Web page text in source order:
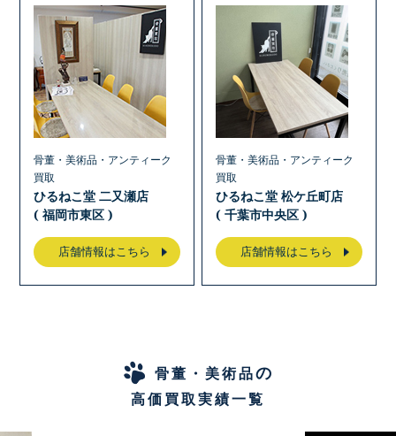
骨董・美術品・アンティーク
買取
ひるねこ堂 二又瀬店
( 福岡市東区 )
店舗情報はこちら
骨董・美術品・アンティーク
買取
ひるねこ堂 松ケ丘町店
( 千葉市中央区 )
店舗情報はこちら
骨董・美術品の
高価買取実績一覧